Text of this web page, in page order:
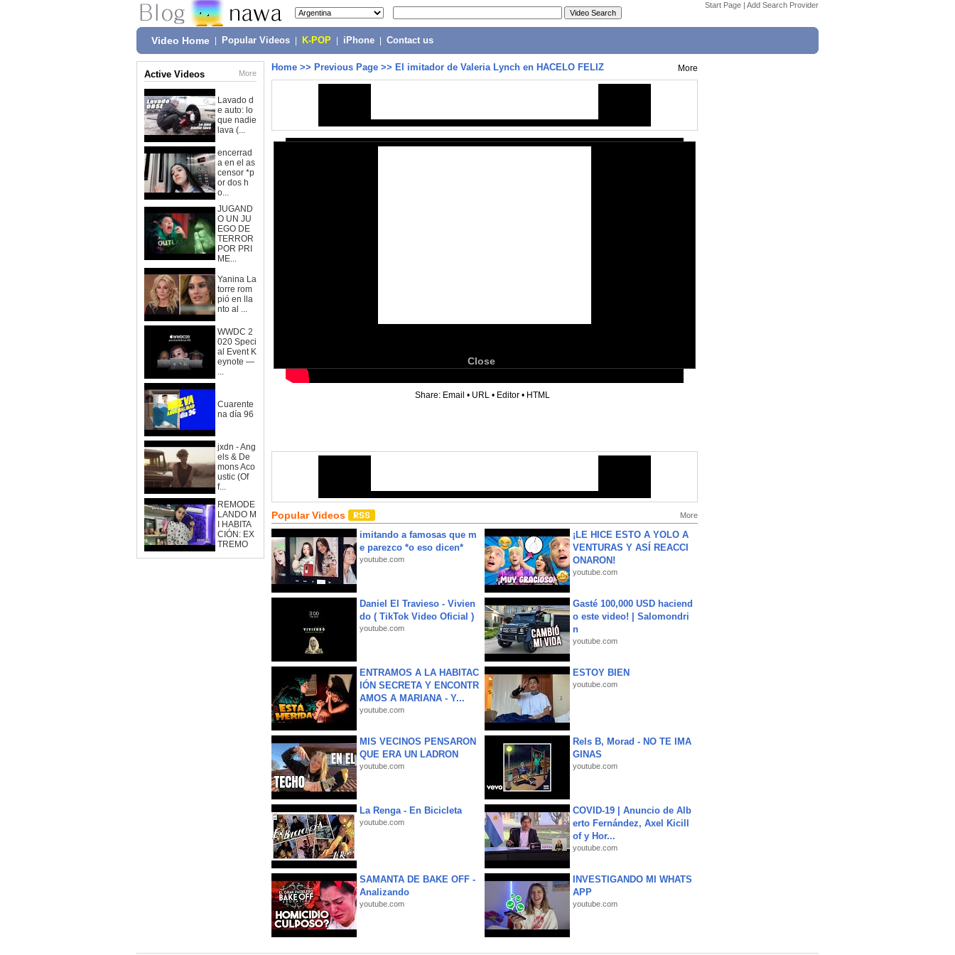
Start Page | Add Search Provider
Video Home Popular Videos K-POP iPhone Contact us
Active Videos More
Lavado d
e auto: lo
que nadie
lava (...
encerrad
a en el as
censor *p
or dos h
o...
JUGAND
O UN JU
EGO DE
TERROR
POR PRI
ME...
Yanina La
torre rom
pió en lla
nto al ...
WWDC 2
020 Speci
al Event K
eynote —
...
Cuarente
na día 96
jxdn - Ang
els & De
mons Aco
ustic (Of
f...
REMODE
LANDO M
I HABITA
CIÓN: EX
TREMO
Home >> Previous Page >> El imitador de Valeria Lynch en HACELO FELIZ More
Close
Share: Email • URL • Editor • HTML
Popular Videos More
imitando a famosas que m
e parezco *o eso dicen*
youtube.com
¡LE HICE ESTO A YOLO A
VENTURAS Y ASÍ REACCI
ONARON!
youtube.com
Daniel El Travieso - Vivien
do ( TikTok Video Oficial )
youtube.com
Gasté 100,000 USD haciend
o este video! | Salomondri
n
youtube.com
ENTRAMOS A LA HABITAC
IÓN SECRETA Y ENCONTR
AMOS A MARIANA - Y...
youtube.com
ESTOY BIEN
youtube.com
MIS VECINOS PENSARON
QUE ERA UN LADRON
youtube.com
Rels B, Morad - NO TE IMA
GINAS
youtube.com
La Renga - En Bicicleta
youtube.com
COVID-19 | Anuncio de Alb
erto Fernández, Axel Kicill
of y Hor...
youtube.com
SAMANTA DE BAKE OFF -
Analizando
youtube.com
INVESTIGANDO MI WHATS
APP
youtube.com